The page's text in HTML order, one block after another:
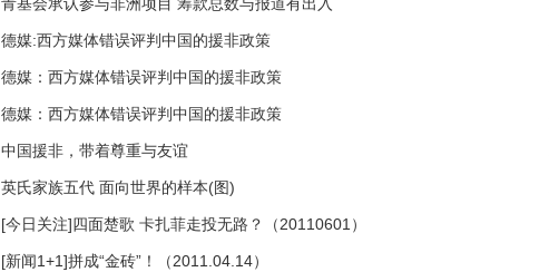
德媒:西方媒体错误评判中国的援非政策
德媒：西方媒体错误评判中国的援非政策
德媒：西方媒体错误评判中国的援非政策
中国援非，带着尊重与友谊
英氏家族五代 面向世界的样本(图)
[今日关注]四面楚歌 卡扎菲走投无路？（20110601）
[新闻1+1]拼成“金砖”！（2011.04.14）